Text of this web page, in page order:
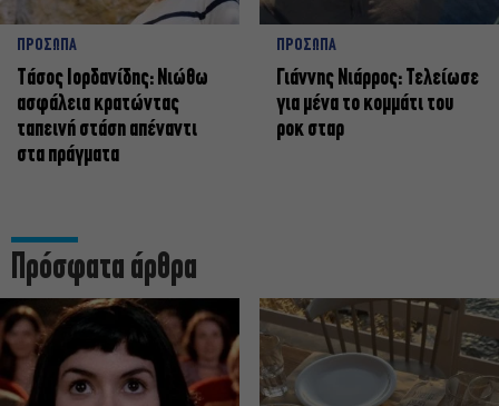
ΠΡΟΣΩΠΑ
Tάσος Ιορδανίδης: Νιώθω
ασφάλεια κρατώντας
ταπεινή στάση απέναντι
στα πράγματα
ΠΡΟΣΩΠΑ
Γιάννης Νιάρρος: Τελείωσε
για μένα το κομμάτι του
ροκ σταρ
Πρόσφατα άρθρα